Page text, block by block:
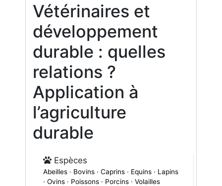
Vétérinaires et
développement
durable : quelles
relations ?
Application à
l’agriculture
durable
Espèces
Abeilles · Bovins · Caprins · Equins · Lapins
· Ovins · Poissons · Porcins · Volailles